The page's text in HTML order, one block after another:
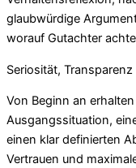
glaubwürdige
worauf Gutachter
Seriosität,
Von Beginn an
Ausgangssituation,
einen klar definierten
Vertrauen und